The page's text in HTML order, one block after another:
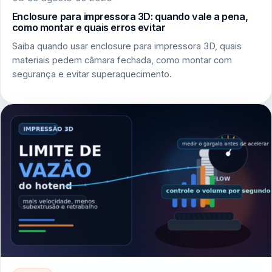
Enclosure para impressora 3D: quando vale a pena,
como montar e quais erros evitar
Saiba quando usar enclosure para impressora 3D, quais
materiais pedem câmara fechada, como montar com
segurança e evitar superaquecimento.